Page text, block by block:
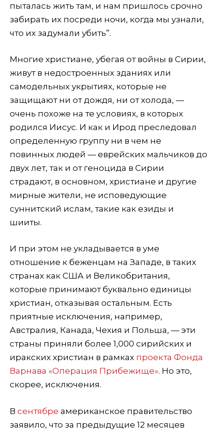
пыталась жить там, и нам пришлось срочно
забирать их посреди ночи, когда мы узнали,
что их задумали убить”.
Многие христиане, убегая от войны в Сирии,
живут в недостроенных зданиях или
самодельных укрытиях, которые не
защищают ни от дождя, ни от холода, —
очень похоже на те условиях, в которых
родился Иисус. И как и Ирод преследовал
определенную группу ни в чем не
повинных людей — еврейских мальчиков до
двух лет, так и от геноцида в Сирии
страдают, в основном, христиане и другие
мирные жители, не исповедующие
суннитский ислам, такие как езиды и
шииты.
И при этом не укладывается в уме
отношение к беженцам на Западе, в таких
странах как США и Великобритания,
которые принимают буквально единицы
христиан, отказывая остальным. Есть
приятные исключения, например,
Австралия, Канада, Чехия и Польша, — эти
страны приняли более 1,000 сирийских и
иракских христиан в рамках проекта Фонда
Варнава «Операция Прибежище». Но это,
скорее, исключения.
В сентябре американское правительство
заявило, что за предыдущие 12 месяцев